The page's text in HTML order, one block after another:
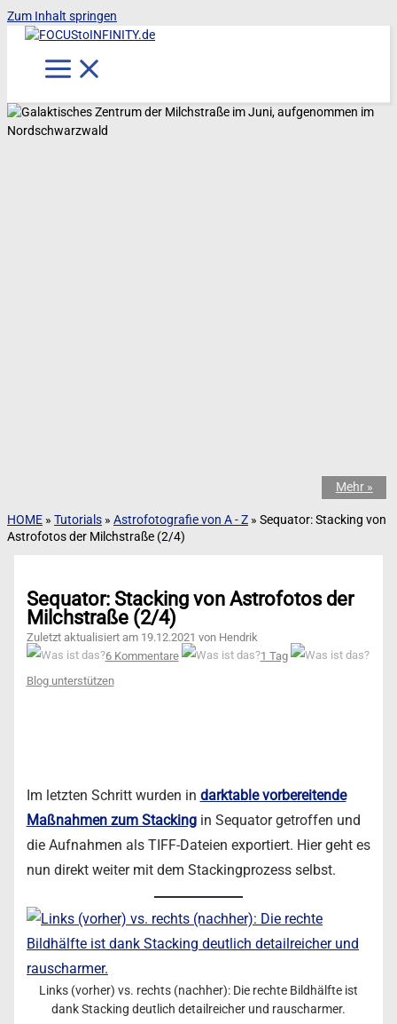
Zum Inhalt springen
Mehr »
HOME » Tutorials » Astrofotografie von A - Z » Sequator: Stacking von
Astrofotos der Milchstraße (2/4)
Sequator: Stacking von Astrofotos der
Milchstraße (2/4)
Zuletzt aktualisiert am 19.12.2021 von Hendrik
6 Kommentare
1 Tag
Blog unterstützen
Im letzten Schritt wurden in darktable vorbereitende
Maßnahmen zum Stackingin Sequator getroffen und
die Aufnahmen als TIFF-Dateien exportiert. Hier geht es
nun direkt weiter mit dem Stackingprozess selbst.
Links (vorher) vs. rechts (nachher): Die rechte Bildhälfte ist
dank Stacking deutlich detailreicher und rauscharmer.